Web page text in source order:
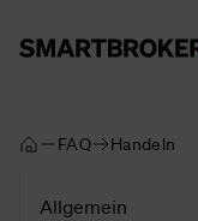
FAQ Handeln
Allgemein